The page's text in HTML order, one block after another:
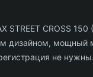
CROSS
дизайном,
не